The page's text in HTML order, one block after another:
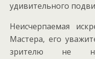
удивительного
Неисчерпаемая
Мастера, его
зрителю не